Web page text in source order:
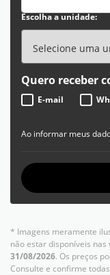
Escolha a unidade:
Quero receber
E-mail
Ao informar meus
* Imagens meramente
não estar disponíveis nas
31/08/2026. Os preços
Consulte e confirme